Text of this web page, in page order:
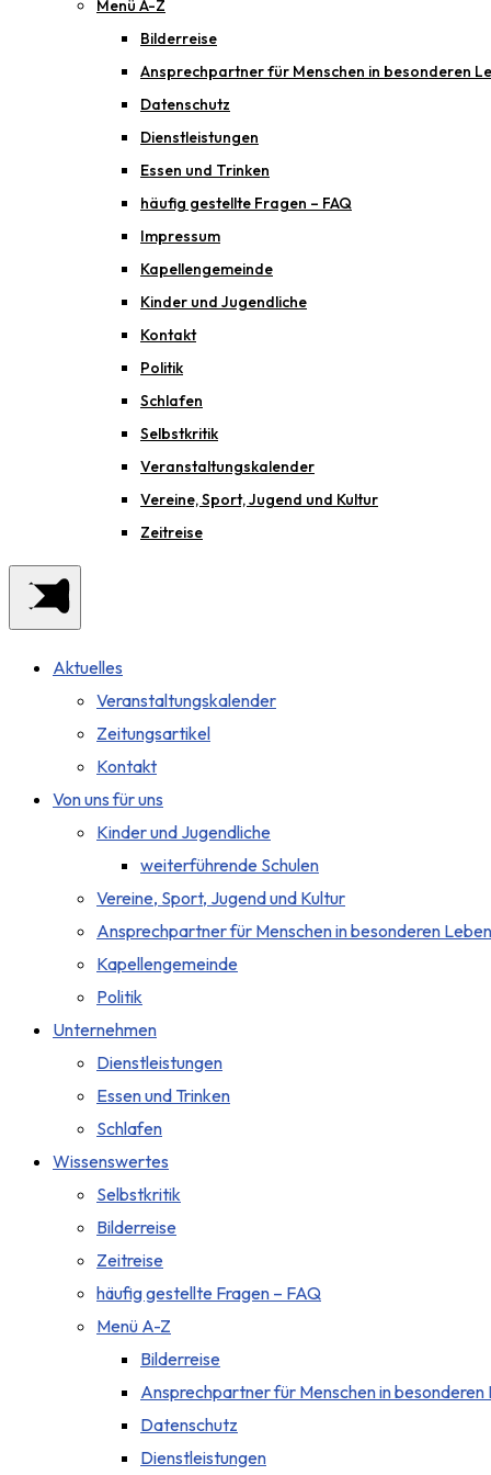
Menü A-Z
Bilderreise
Ansprechpartner für Menschen in besonderen
Datenschutz
Dienstleistungen
Essen und Trinken
häufig gestellte Fragen – FAQ
Impressum
Kapellengemeinde
Kinder und Jugendliche
Kontakt
Politik
Schlafen
Selbstkritik
Veranstaltungskalender
Vereine, Sport, Jugend und Kultur
Zeitreise
Aktuelles
Veranstaltungskalender
Zeitungsartikel
Kontakt
Von uns für uns
Kinder und Jugendliche
weiterführende Schulen
Vereine, Sport, Jugend und Kultur
Ansprechpartner für Menschen in besonderen
Kapellengemeinde
Politik
Unternehmen
Dienstleistungen
Essen und Trinken
Schlafen
Wissenswertes
Selbstkritik
Bilderreise
Zeitreise
häufig gestellte Fragen – FAQ
Menü A-Z
Bilderreise
Ansprechpartner für Menschen in
Datenschutz
Dienstleistungen